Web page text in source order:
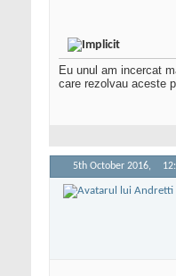
Eu unul am incercat
care rezolvau aceste
5th October 2016,